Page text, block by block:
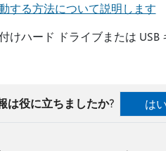
する方法について説明します
けハード ドライブまたは
は役に立ちましたか? はい